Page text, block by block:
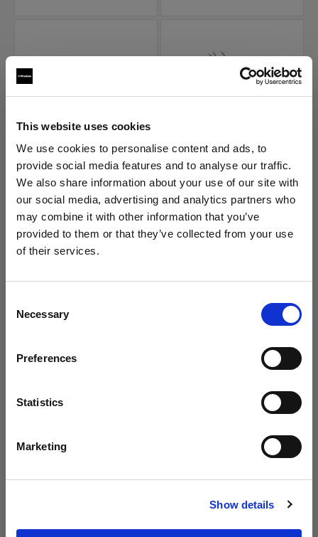
This website uses cookies
We use cookies to personalise content and ads, to
provide social media features and to analyse our traffic.
We also share information about your use of our site with
our social media, advertising and analytics partners who
may combine it with other information that you’ve
provided to them or that they’ve collected from your use
of their services.
Selection
Necessary
Preferences
Statistics
Marketing
Show details
地域を変更しますか？
United States
言語
サイトにアクセス
交換部品 RFI SOFTBOXES
RFi ソフトボックス 交
換用ロッドキット
30x180cm
(0)
交換用ロッド RFI Softbox
交換部品 RFI SOFTBOXES
RFi ソフトボックス 交
換用ロッドキット
30x40cm
(
交換部品 RFI SOFTBOXES
換用ロッドキット
交換部品 RFI SOFTBOXES
換用ロッドキット
40x60cm